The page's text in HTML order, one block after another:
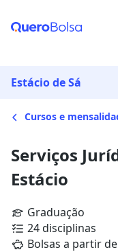
Estácio de Sá
Cursos e
Serviços
Estácio
Graduação
24 disciplinas
Bolsas a partir